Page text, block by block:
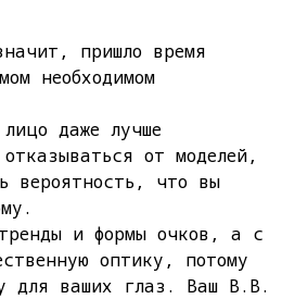
пришло время
необходимом
даже лучше
от моделей,
вероятность, что вы
и формы очков, а с
оптику, потому
для ваших глаз. Ваш В.В.